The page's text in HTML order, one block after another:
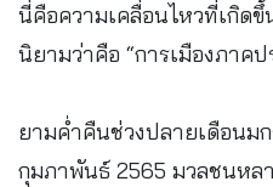
นี่คือความเคลื่อนไหวที่เกิด
นิยามว่าคือ “การเมืองภาคป
ยามค่ำคืนช่วงปลายเดือนม
กุมภาพันธ์ 2565 มวลชนห